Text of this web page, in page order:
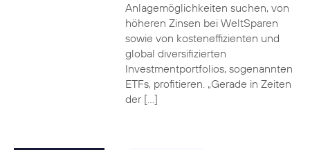
Anlagemöglichkeiten suchen, von
höheren Zinsen bei WeltSparen
sowie von kosteneffizienten und
global diversifizierten
Investmentportfolios, sogenannten
ETFs, profitieren. „Gerade in Zeiten
der […]